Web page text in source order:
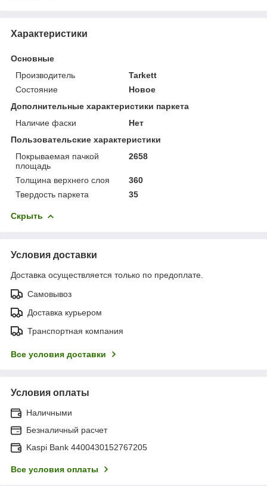
Характеристики
Основные
Производитель
Tarkett
Состояние
Новое
Дополнительные характеристики паркета
Наличие фаски
Нет
Пользовательские характеристики
Покрываемая пачкой
площадь
2658
Толщина верхнего слоя
360
Твердость паркета
35
Скрыть
Условия доставки
Доставка осуществляется только по предоплате.
Самовывоз
Доставка курьером
Транспортная компания
Все условия доставки
Условия оплаты
Наличными
Безналичный расчет
Kaspi Bank 4400430152767205
Все условия оплаты